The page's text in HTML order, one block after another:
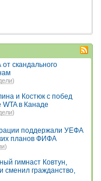
скандального
)
и Костюк с побед
в Канаде
)
поддержали УЕФА
планов ФИФА
)
гимнаст Ковтун,
сменил гражданство,